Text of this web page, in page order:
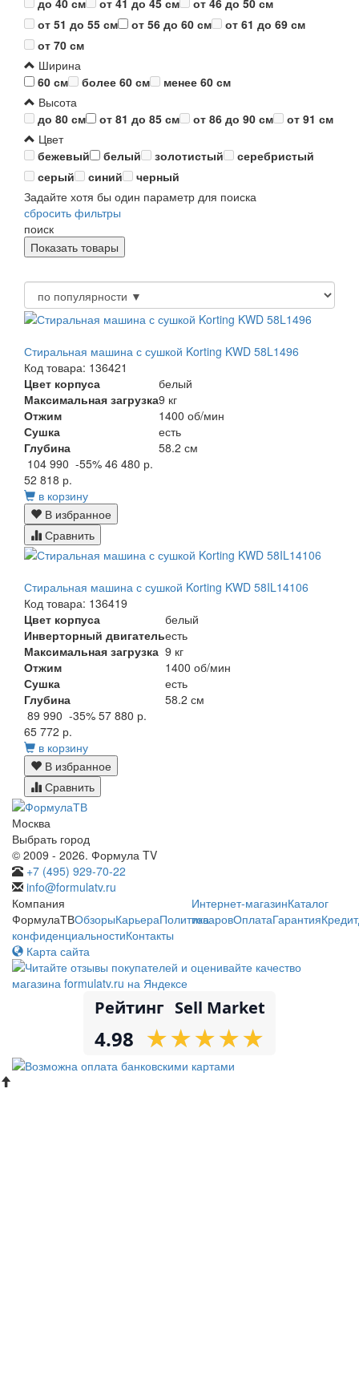
до 40 см
от 41 до 45 см
от 46 до 50 см
от 51 до 55 см
от 56 до 60 см
от 61 до 69 см
от 70 см
Ширина
60 см
более 60 см
менее 60 см
Высота
до 80 см
от 81 до 85 см от 86 до 90 см
от 91 см
Цвет
бежевый
белый золотистый
серебристый
серый
синий
черный
Задайте хотя бы один параметр для поиска
сбросить фильтры
поиск
Стиральная машина с сушкой Korting KWD 58L1496
Код товара: 136421
Цвет корпуса
белый
Максимальная загрузка9 кг
Отжим
1400 об/мин
Сушка
есть
Глубина
58.2 см
104 990 -55% 46 480 р.
52 818 р.
в корзину
В избранное
Сравнить
Стиральная машина с сушкой Korting KWD 58IL14106
Код товара: 136419
Цвет корпуса
белый
Инверторный двигательесть
Максимальная загрузка 9 кг
Отжим
1400 об/мин
Сушка
есть
Глубина
58.2 см
89 990 -35% 57 880 р.
65 772 р.
в корзину
В избранное
Сравнить
Москва
Выбрать город
© 2009 - 2026. Формула TV
+7 (495) 929-70-22
info@formulatv.ru
Компания
ФормулаТВОбзорыКарьераПолитика
конфиденциальностиКонтакты
Интернет-магазинКаталог
товаровОплатаГарантияКредит
Карта сайта
Рейтинг Sell Market
4.98 ★
★★
★★
★★
★★
★